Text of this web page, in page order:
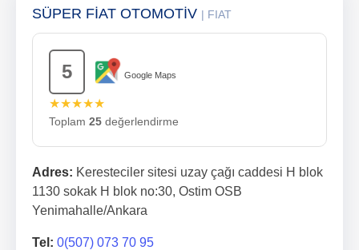
SÜPER FİAT OTOMOTİV | FIAT
5 Google Maps
★★★★★
Toplam 25 değerlendirme
Adres: Keresteciler sitesi uzay çağı caddesi H blok
1130 sokak H blok no:30, Ostim OSB
Yenimahalle/Ankara
Tel: 0(507) 073 70 95